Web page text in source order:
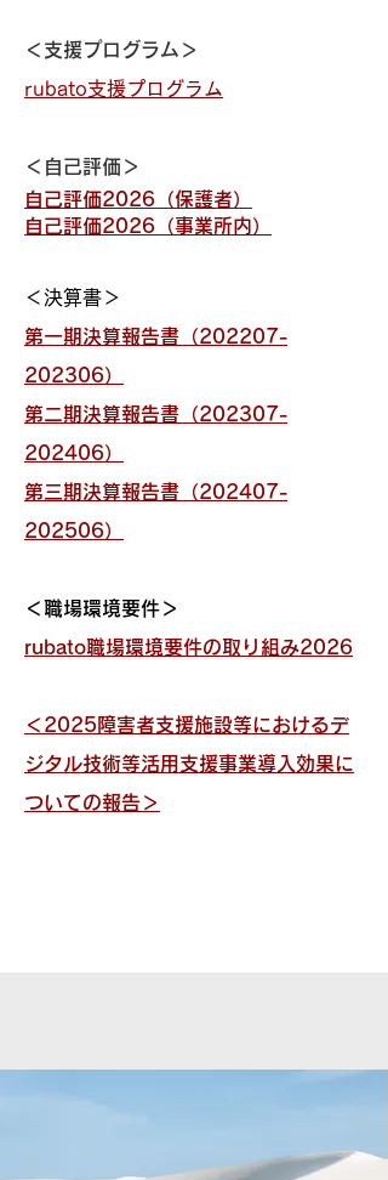
＜支援プログラム＞
rubato支援プログラム
＜自己評価＞
自己評価2026（保護者）
自己評価2026（事業所内）
＜決算書＞
第一期決算報告書（202207-
202306）
第二期決算報告書（202307-
202406）
​第三期決算報告書（202407-
202506）
​＜職場環境要件＞
rubato​職場環境要件の取り組み2026
＜2025障害者支援施設等におけるデ
ジタル技術等活用支援事業導入効果に
ついての報告＞​